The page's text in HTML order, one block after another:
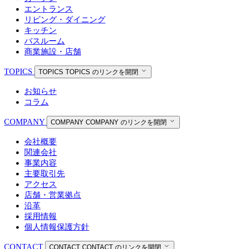
エントランス
リビング・ダイニング
キッチン
バスルーム
商業施設・店舗
TOPICS TOPICS TOPICS のリンクを開閉
お知らせ
コラム
COMPANY COMPANY COMPANY のリンクを開閉
会社概要
関連会社
事業内容
主要取引先
アクセス
店舗・営業拠点
沿革
採用情報
個人情報保護方針
CONTACT CONTACT CONTACT のリンクを開閉